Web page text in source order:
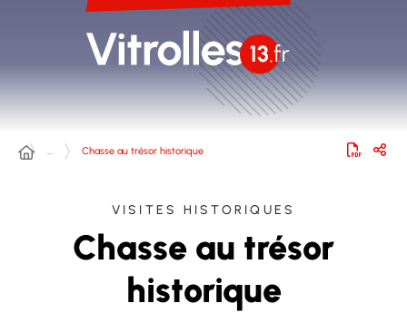
… Chasse au trésor historique
VISITES HISTORIQUES
Chasse au trésor
historique